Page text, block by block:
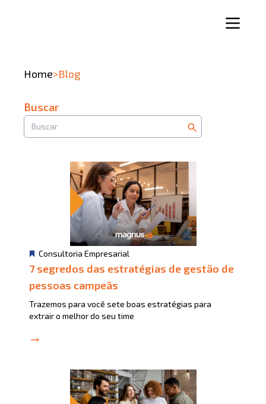
Home>Blog
Consultoria Empresarial
7 segredos das estratégias de gestão de
pessoas campeãs
Trazemos para você sete boas estratégias para
extrair o melhor do seu time
Buscar